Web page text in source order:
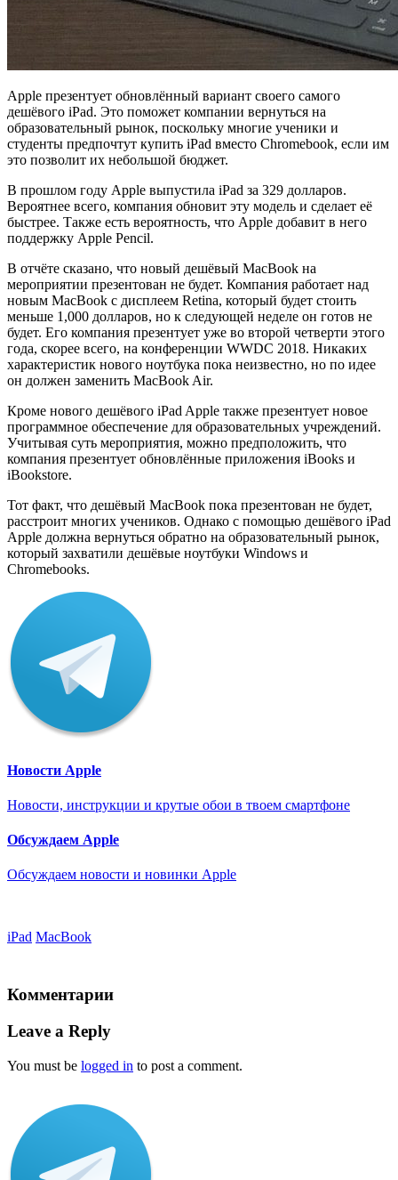
Apple презентует обновлённый вариант своего самого
дешёвого iPad. Это поможет компании вернуться на
образовательный рынок, поскольку многие ученики и
студенты предпочтут купить iPad вместо Chromebook, если им
это позволит их небольшой бюджет.
В прошлом году Apple выпустила iPad за 329 долларов.
Вероятнее всего, компания обновит эту модель и сделает её
быстрее. Также есть вероятность, что Apple добавит в него
поддержку Apple Pencil.
В отчёте сказано, что новый дешёвый MacBook на
мероприятии презентован не будет. Компания работает над
новым MacBook с дисплеем Retina, который будет стоить
меньше 1,000 долларов, но к следующей неделе он готов не
будет. Его компания презентует уже во второй четверти этого
года, скорее всего, на конференции WWDC 2018. Никаких
характеристик нового ноутбука пока неизвестно, но по идее
он должен заменить MacBook Air.
Кроме нового дешёвого iPad Apple также презентует новое
программное обеспечение для образовательных учреждений.
Учитывая суть мероприятия, можно предположить, что
компания презентует обновлённые приложения iBooks и
iBookstore.
Тот факт, что дешёвый MacBook пока презентован не будет,
расстроит многих учеников. Однако с помощью дешёвого iPad
Apple должна вернуться обратно на образовательный рынок,
который захватили дешёвые ноутбуки Windows и
Chromebooks.
Новости Apple
Новости, инструкции и крутые обои в твоем смартфоне
Обсуждаем Apple
Обсуждаем новости и новинки Apple
iPad MacBook
Комментарии
Leave a Reply
You must be logged in to post a comment.